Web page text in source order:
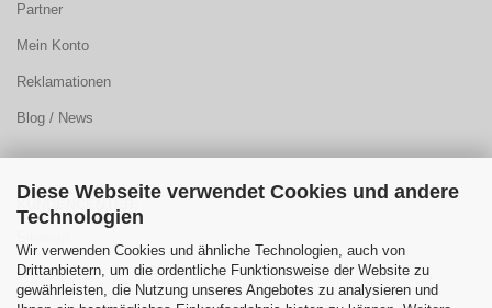
Diese Webseite verwendet Cookies und andere
Technologien
Wir verwenden Cookies und ähnliche Technologien, auch von
Drittanbietern, um die ordentliche Funktionsweise der Website zu
gewährleisten, die Nutzung unseres Angebotes zu analysieren und
Partner
Mein Konto
Reklamationen
Blog / News
FAQ